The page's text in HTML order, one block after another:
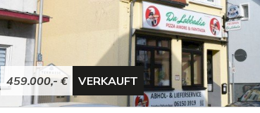
459.000,- € VERKAUFT